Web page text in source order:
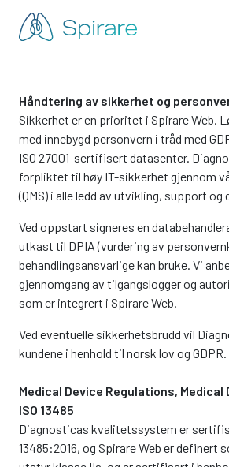
Håndtering av sikkerhet og
Sikkerhet er en prioritet i Spirare Web.
med innebygd personvern i tråd med
ISO 27001-sertifisert datasenter.
forpliktet til høy IT-sikkerhet gjennom
(QMS) i alle ledd av utvikling, support og
Ved oppstart signeres en
utkast til DPIA (vurdering av
behandlingsansvarlige kan bruke. Vi
gjennomgang av tilgangslogger og
som er integrert i Spirare Web.
Ved eventuelle sikkerhetsbrudd vil
kundene i henhold til norsk lov og GDPR.
Medical Device Regulations, Medical
ISO 13485
Diagnosticas kvalitetssystem er
13485:2016, og Spirare Web er definert